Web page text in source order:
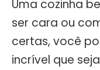
Uma cozinha
ser cara ou
certas, você
incrível que